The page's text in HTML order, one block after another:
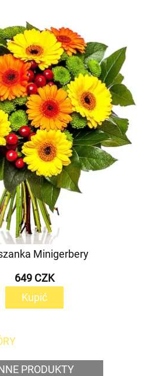
Minigerbery
649 CZK
Kupić
PRODUKTY